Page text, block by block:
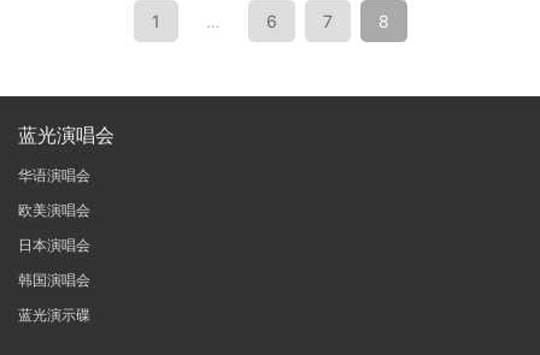
1 … 6 7 8
蓝光演唱会
华语演唱会
欧美演唱会
日本演唱会
韩国演唱会
蓝光演示碟